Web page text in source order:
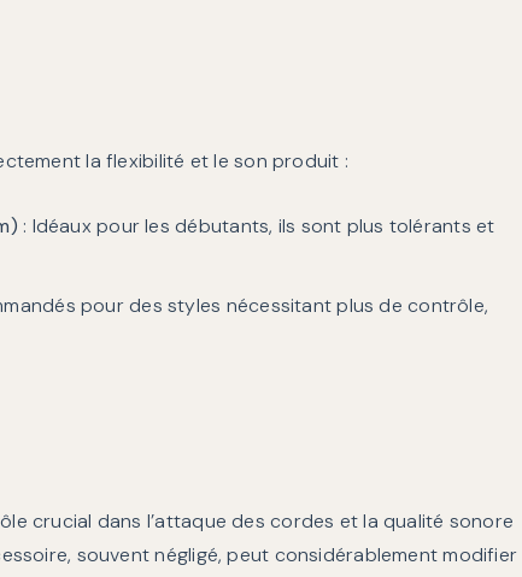
la flexibilité et le son produit :
: Idéaux pour les débutants, ils sont plus tolérants et
pour des styles nécessitant plus de contrôle,
crucial dans l’attaque des cordes et la qualité sonore
souvent négligé, peut considérablement modifier